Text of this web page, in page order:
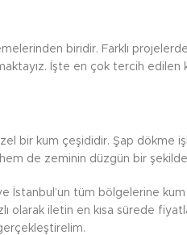
biridir. Farklı
İşte en çok tercih edilen
bir kum çeşididir. Şap dökme
hem de zeminin düzgün bir
İstanbul’un tüm bölgelerine
iletin en kısa sürede